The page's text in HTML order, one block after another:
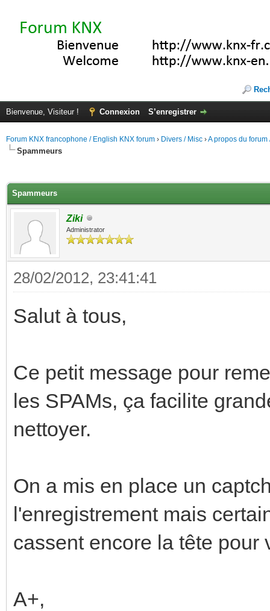
Bienvenue, Visiteur ! Connexion S’enregistrer
Forum KNX francophone / English KNX forum › Divers / Misc ›A propos du forum
Spammeurs
Spammeurs
Ziki
Administrator
28/02/2012, 23:41:41
Salut à tous,
Ce petit message pour
les SPAMs, ça facilite
nettoyer.
On a mis en place un
l'enregistrement mais
cassent encore la tête pour
A+,